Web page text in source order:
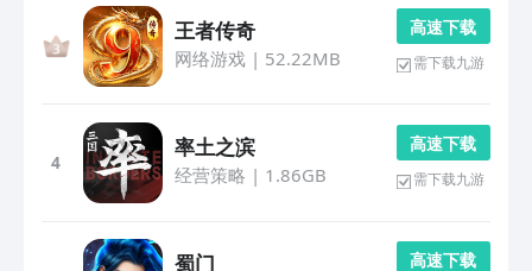
王者传奇
网络游戏| 52.22MB
高 速 下 载
需下载九游
4
率土之滨
经营策略 | 1.86GB
高 速 下 载
需下载九游
蜀门 高 速 下 载